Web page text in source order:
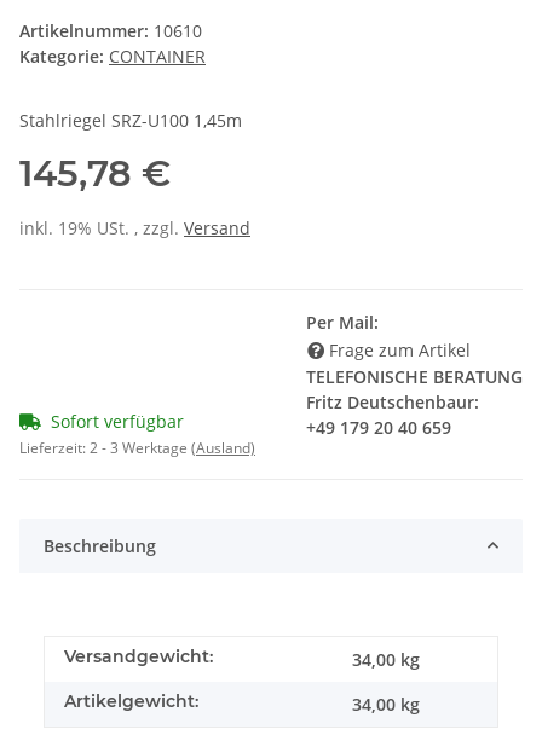
Artikelnummer: 10610
Kategorie: CONTAINER
Stahlriegel SRZ-U100 1,45m
145,78 €
inkl. 19% USt. , zzgl. Versand
Sofort verfügbar
Lieferzeit:2 - 3 Werktage (Ausland)
Per Mail:
Frage zum Artikel
TELEFONISCHE BERATUNG
Fritz Deutschenbaur:
+49 179 20 40 659
Beschreibung
Versandgewicht: 34,00 kg
Artikelgewicht: 34,00 kg